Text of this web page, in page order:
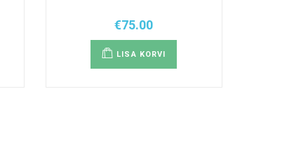
€75.00
LISA KORVI